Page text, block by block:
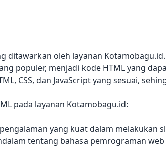
ditawarkan oleh layanan
populer, menjadi kode HTML yang
CSS, dan JavaScript yang sesuai,
pada layanan Kotamobagu.id:
yang kuat dalam melakukan
tentang bahasa pemrograman web